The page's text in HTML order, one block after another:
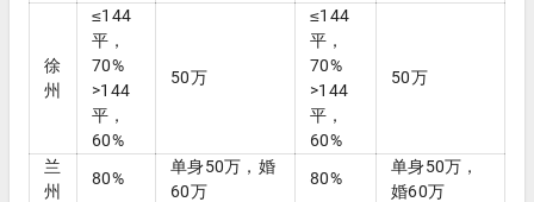
徐
州
≤144
平，
70%
>144
平，
60%
50万
≤144
平，
70%
>144
平，
60%
50万
兰
州
80%
单身50万，婚
60万
80%
单身50万，
婚60万